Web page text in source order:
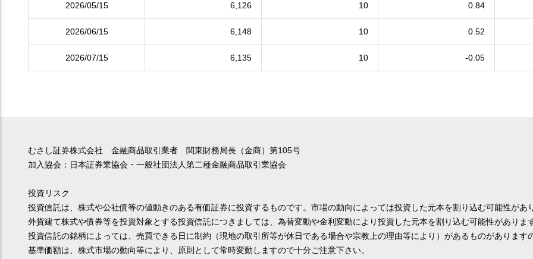
2026/05/15 6,126 10 0.84
2026/06/15 6,148 10 0.52
2026/07/15 6,135 10 -0.05
むさし証券株式会社 金融商品取引業者 関東財務局長（金商）第105号
加入協会：日本証券業協会・一般社団法人第二種金融商品取引業協会
投資リスク
投資信託は、株式や公社債等の値動きのある有価証券に投資するものです。市場の動向によっては投資した元本を割り込む可能性があ
外貨建て株式や債券等を投資対象とする投資信託につきましては、為替変動や金利変動により投資した元本を割り込む可能性がありま
投資信託の銘柄によっては、売買できる日に制約（現地の取引所等が休日である場合や宗教上の理由等により）があるものがあります
基準価額は、株式市場の動向等により、原則として常時変動しますので十分ご注意下さい。